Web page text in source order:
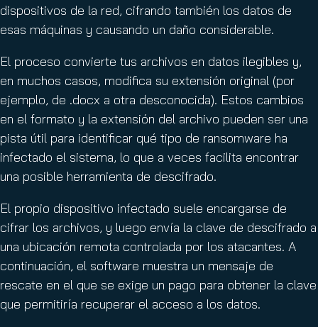
dispositivos de la red, cifrando también los datos de
esas máquinas y causando un daño considerable.
El proceso convierte tus archivos en datos ilegibles y,
en muchos casos, modifica su extensión original (por
ejemplo, de .docx a otra desconocida). Estos cambios
en el formato y la extensión del archivo pueden ser una
pista útil para identificar qué tipo de ransomware ha
infectado el sistema, lo que a veces facilita encontrar
una posible herramienta de descifrado.
El propio dispositivo infectado suele encargarse de
cifrar los archivos, y luego envía la clave de descifrado a
una ubicación remota controlada por los atacantes. A
continuación, el software muestra un mensaje de
rescate en el que se exige un pago para obtener la clave
que permitiría recuperar el acceso a los datos.